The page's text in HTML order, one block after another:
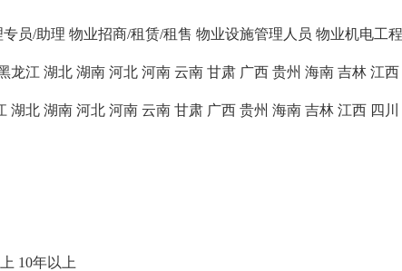
员/助理 物业招商/租赁/租售 物业设施管理人员 物业机电工
龙江 湖北 湖南 河北 河南 云南 甘肃 广西 贵州 海南 吉林 江西
湖北 湖南 河北 河南 云南 甘肃 广西 贵州 海南 吉林 江西 四川
10年以上